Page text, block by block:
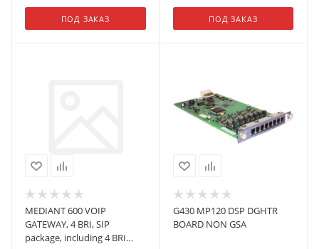
ПОД ЗАКАЗ ПОД ЗАКАЗ
MEDIANT 600 VOIP
GATEWAY, 4 BRI, SIP
package, including 4 BRI
G430 MP120 DSP DGHTR
BOARD NON GSA